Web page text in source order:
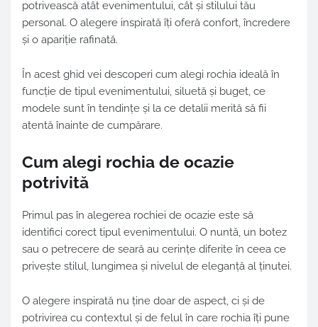
potrivească atât evenimentului, cât și stilului tău
personal. O alegere inspirată îți oferă confort, încredere
și o apariție rafinată.
În acest ghid vei descoperi cum alegi rochia ideală în
funcție de tipul evenimentului, siluetă și buget, ce
modele sunt în tendințe și la ce detalii merită să fii
atentă înainte de cumpărare.
Cum alegi rochia de ocazie
potrivită
Primul pas în alegerea rochiei de ocazie este să
identifici corect tipul evenimentului. O nuntă, un botez
sau o petrecere de seară au cerințe diferite în ceea ce
privește stilul, lungimea și nivelul de eleganță al ținutei.
O alegere inspirată nu ține doar de aspect, ci și de
potrivirea cu contextul și de felul în care rochia îți pune